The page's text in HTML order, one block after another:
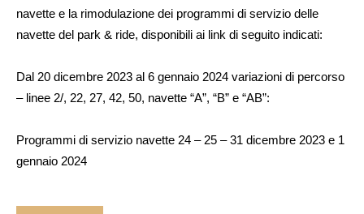
navette e la rimodulazione dei programmi di servizio delle
navette del park & ride, disponibili ai link di seguito indicati:
Dal 20 dicembre 2023 al 6 gennaio 2024 variazioni di percorso
– linee 2/, 22, 27, 42, 50, navette “A”, “B” e “AB”:
Programmi di servizio navette 24 – 25 – 31 dicembre 2023 e 1
gennaio 2024